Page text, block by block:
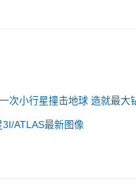
次小行星撞击地球 造就最大
ATLAS最新图像